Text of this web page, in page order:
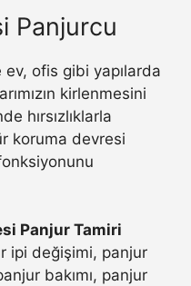
Panjurcu
ofis gibi yapılarda
kirlenmesini
hırsızlıklarla
koruma devresi
Panjur Tamiri
ipi değişimi, panjur
bakımı, panjur